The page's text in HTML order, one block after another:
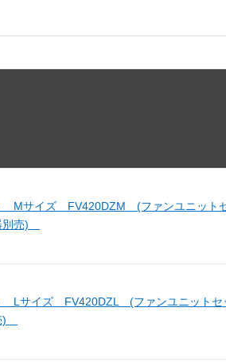
Mサイズ FV420DZM (ファンユニット
別売)
Lサイズ FV420DZL (ファンユニットセ
)